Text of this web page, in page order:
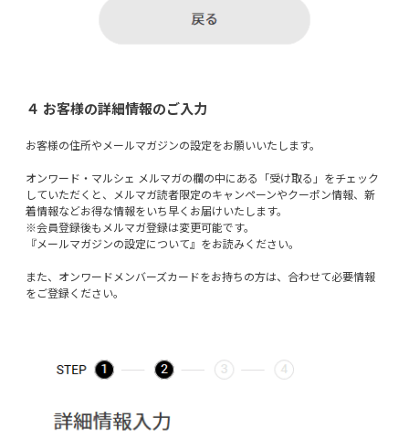
４ お客様の詳細情報のご入力
お客様の住所やメールマガジンの設定をお願いいたします。
オンワード・マルシェ メルマガの欄の中にある「受け取る」をチェック
していただくと、メルマガ読者限定のキャンペーンやクーポン情報、新
着情報などお得な情報をいち早くお届けいたします。
※会員登録後もメルマガ登録は変更可能です。
『メールマガジンの設定について』をお読みください。
また、オンワードメンバーズカードをお持ちの方は、合わせて必要情報
をご登録ください。